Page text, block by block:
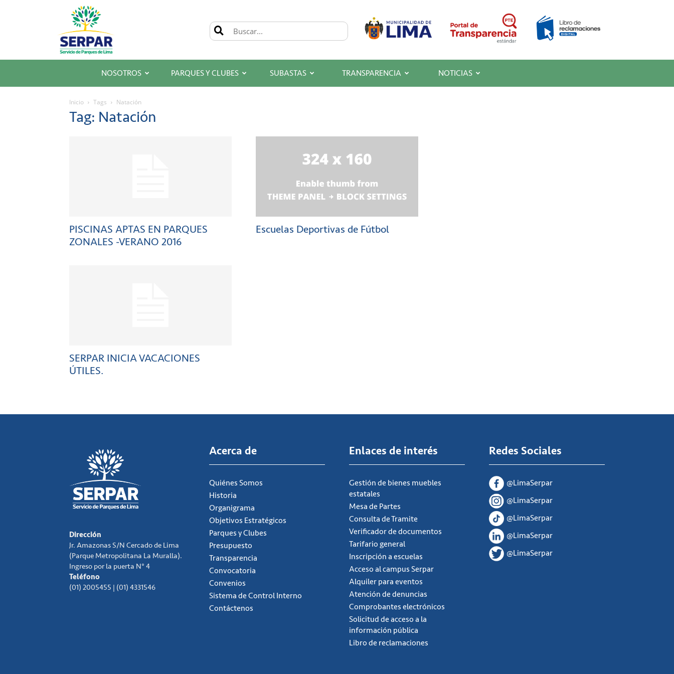
SERPAR
–
Servicio
de
Parques
de
NOSOTROS PARQUES Y CLUBES SUBASTAS TRANSPARENCIA NOTICIAS
Inicio Tags Natación
Tag: Natación
PISCINAS APTAS EN PARQUES
ZONALES -VERANO 2016
Escuelas Deportivas de Fútbol
SERPAR INICIA VACACIONES
ÚTILES.
Dirección
Jr. Amazonas S/N Cercado de Lima
(Parque Metropolitana La Muralla).
Ingreso por la puerta N° 4
Teléfono
(01) 2005455 | (01) 4331546
Acerca de
Quiénes Somos
Historia
Organigrama
Objetivos Estratégicos
Parques y Clubes
Presupuesto
Transparencia
Convocatoria
Convenios
Sistema de Control Interno
Contáctenos
Enlaces de interés
Gestión de bienes muebles
estatales
Mesa de Partes
Consulta de Tramite
Verificador de documentos
Tarifario general
Inscripción a escuelas
Acceso al campus Serpar
Alquiler para eventos
Atención de denuncias
Comprobantes electrónicos
Solicitud de acceso a la
información pública
Libro de reclamaciones
Redes Sociales
@LimaSerpar
@LimaSerpar
@LimaSerpar
@LimaSerpar
@LimaSerpar